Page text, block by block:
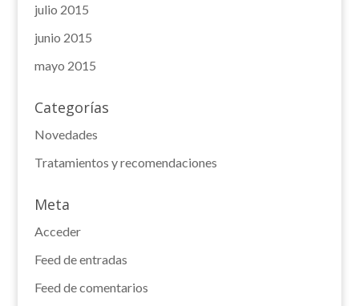
julio 2015
junio 2015
mayo 2015
Categorías
Novedades
Tratamientos y recomendaciones
Meta
Acceder
Feed de entradas
Feed de comentarios